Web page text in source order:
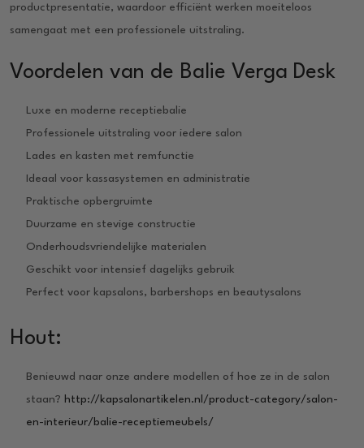
productpresentatie, waardoor efficiënt werken moeiteloos
samengaat met een professionele uitstraling.
Voordelen van de Balie Verga Desk
Luxe en moderne receptiebalie
Professionele uitstraling voor iedere salon
Lades en kasten met remfunctie
Ideaal voor kassasystemen en administratie
Praktische opbergruimte
Duurzame en stevige constructie
Onderhoudsvriendelijke materialen
Geschikt voor intensief dagelijks gebruik
Perfect voor kapsalons, barbershops en beautysalons
Hout:
Benieuwd naar onze andere modellen of hoe ze in de salon
staan? http://kapsalonartikelen.nl/product-category/salon-
en-interieur/balie-receptiemeubels/